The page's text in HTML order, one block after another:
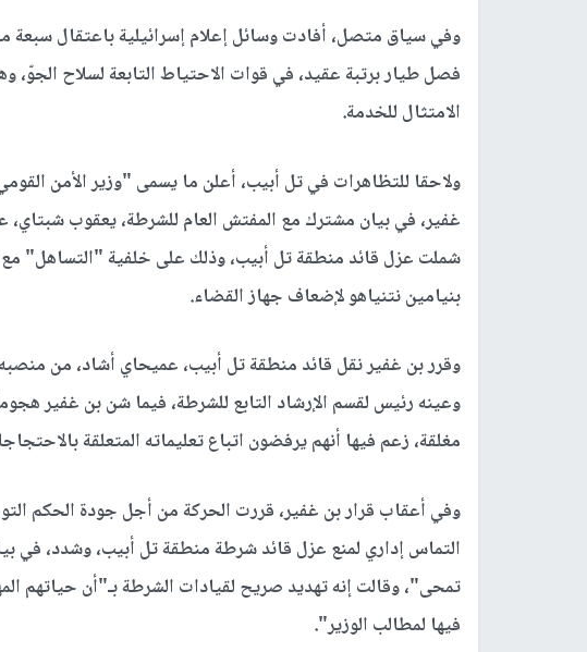
وفي سياق متصل، أفادت وسائل إعلام إسرائيلية باعتقال سبعة
فصل طيار برتبة عقيد، في قوات الاحتياط التابعة لسلاح
الامتثال للخدمة.
ولاحقا للتظاهرات في تل أبيب، أعلن ما يسمى "وزير الأمن
غفير، في بيان مشترك مع المفتش العام للشرطة، يعقوب
شملت عزل قائد منطقة تل أبيب، وذلك على خلفية "التساهل"
بنيامين نتنياهو لإضعاف جهاز القضاء.
وقرر بن غفير نقل قائد منطقة تل أبيب، عميحاي أشاد، من
وعينه رئيس لقسم الإرشاد التابع للشرطة، فيما شن بن غفير
مغلقة، زعم فيها أنهم يرفضون اتباع تعليماته المتعلقة
وفي أعقاب قرار بن غفير، قررت الحركة من أجل جودة الحكم
التماس إداري لمنع عزل قائد شرطة منطقة تل أبيب، وشدد، في
تمحى"، وقالت إنه تهديد صريح لقيادات الشرطة بـ"أن حياتهم
فيها لمطالب الوزير".